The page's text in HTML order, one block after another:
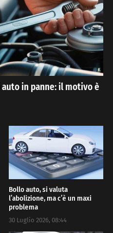
in panne: il motivo è
Bollo auto, si valuta
l’abolizione, ma c’è un maxi
problema
30 Luglio 2026, 08:44